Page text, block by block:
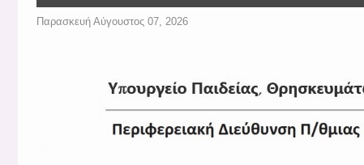
Παρασκευή Αύγουστος 07, 2026